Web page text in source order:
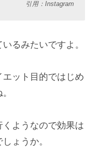
引用：Instagram
るみたいですよ。
ット目的ではじめ
ようなので効果は
ょうか。